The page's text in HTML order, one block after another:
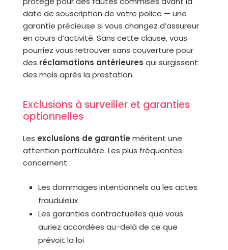
date de souscription de votre police — une
garantie précieuse si vous changez d’assureur
en cours d’activité. Sans cette clause, vous
pourriez vous retrouver sans couverture pour
des réclamations antérieures qui surgissent
des mois après la prestation.
Exclusions à surveiller et garanties
optionnelles
Les exclusions de garantie méritent une
attention particulière. Les plus fréquentes
concernent :
Les dommages intentionnels ou les actes
frauduleux
Les garanties contractuelles que vous
auriez accordées au-delà de ce que
prévoit la loi